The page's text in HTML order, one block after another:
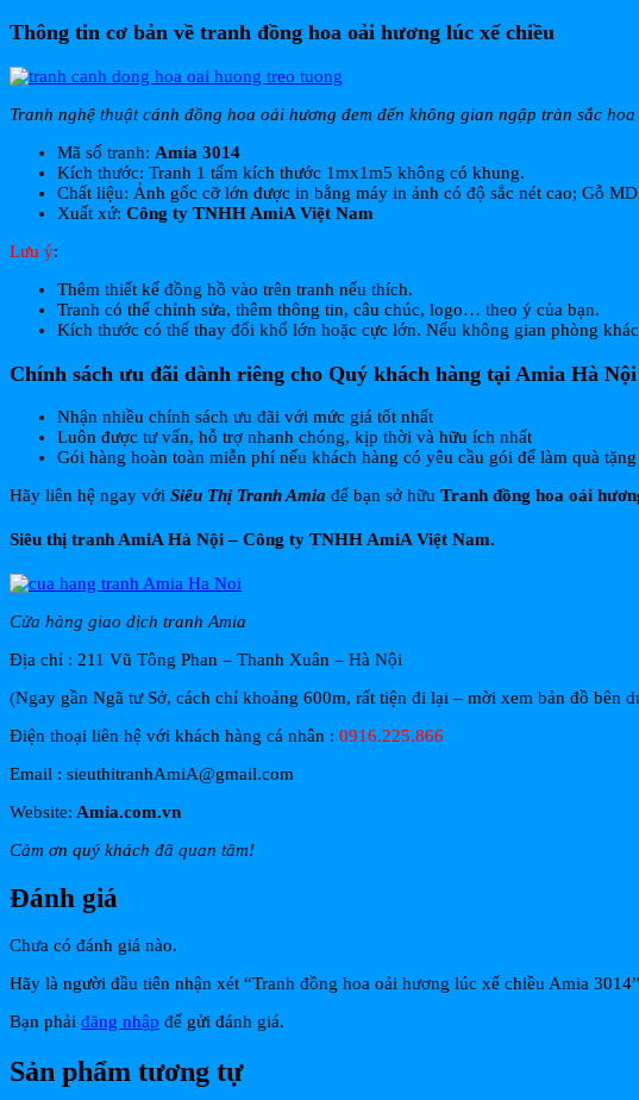
Thông tin cơ bản về tranh đồng hoa oải hương lúc xế chiều
Tranh nghệ thuật cánh đồng hoa oải hương đem đến không gian ngập tràn sắc hoa
Mã số tranh: Amia 3014
Kích thước: Tranh 1 tấm kích thước 1mx1m5 không có khung.
Chất liệu: Ảnh gốc cỡ lớn được in bằng máy in ảnh có độ sắc nét cao; Gỗ
Xuất xứ: Công ty TNHH AmiA Việt Nam
Lưu ý:
Thêm thiết kế đồng hồ vào trên tranh nếu thích.
Tranh có thể chỉnh sửa, thêm thông tin, câu chúc, logo… theo ý của bạn.
Kích thước có thể thay đổi khổ lớn hoặc cực lớn. Nếu không gian phòng
Chính sách ưu đãi dành riêng cho Quý khách hàng tại Amia Hà Nội
Nhận nhiều chính sách ưu đãi với mức giá tốt nhất
Luôn được tư vấn, hỗ trợ nhanh chóng, kịp thời và hữu ích nhất
Gói hàng hoàn toàn miễn phí nếu khách hàng có yêu cầu gói để làm quà tặng
Hãy liên hệ ngay với Siêu Thị Tranh Amia để bạn sở hữu Tranh đồng hoa oải
Siêu thị tranh AmiA Hà Nội – Công ty TNHH AmiA Việt Nam.
Cửa hàng giao dịch tranh Amia
Địa chỉ : 211 Vũ Tông Phan – Thanh Xuân – Hà Nội
(Ngay gần Ngã tư Sở, cách chỉ khoảng 600m, rất tiện đi lại – mời xem bản đồ bên
Điện thoại liên hệ với khách hàng cá nhân : 0916.225.866
Email : sieuthitranhAmiA@gmail.com
Website: Amia.com.vn
Cảm ơn quý khách đã quan tâm!
Đánh giá
Chưa có đánh giá nào.
Hãy là người đầu tiên nhận xét “Tranh đồng hoa oải hương lúc xế chiều Amia 3014”
Bạn phải đăng nhập để gửi đánh giá.
Sản phẩm tương tự